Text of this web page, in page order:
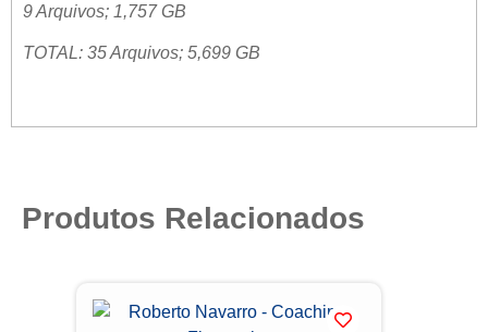
9 Arquivos; 1,757 GB
TOTAL: 35 Arquivos; 5,699 GB
Produtos Relacionados